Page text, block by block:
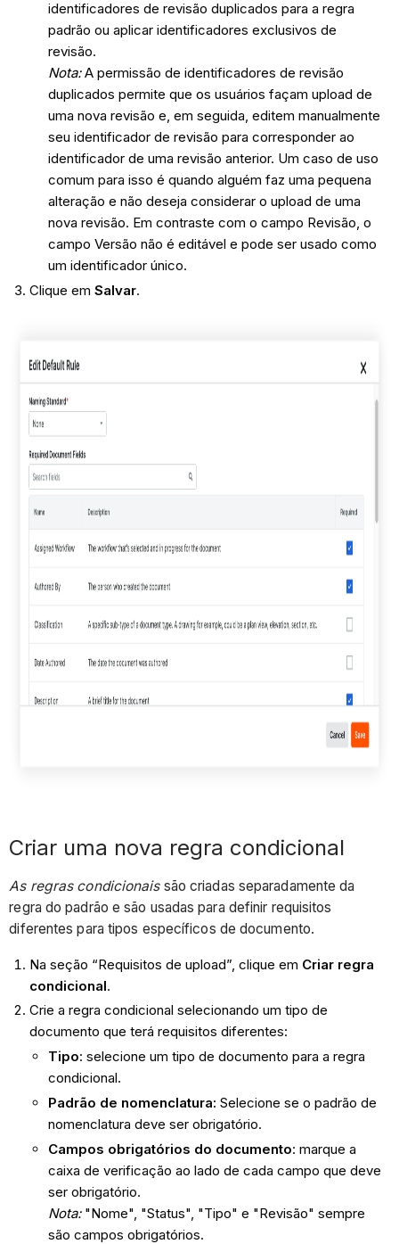
identificadores de revisão duplicados para a regra
padrão ou aplicar identificadores exclusivos de
revisão.
Nota:A permissão de identificadores de revisão
duplicados permite que os usuários façam upload de
uma nova revisão e, em seguida, editem manualmente
seu identificador de revisão para corresponder ao
identificador de uma revisão anterior. Um caso de uso
comum para isso é quando alguém faz uma pequena
alteração e não deseja considerar o upload de uma
nova revisão. Em contraste com o campo Revisão, o
campo Versão não é editável e pode ser usado como
um identificador único.
Clique em Salvar.
Criar uma nova regra condicional
As regras condicionaissão criadas separadamente da
regra do padrão e são usadas para definir requisitos
diferentes para tipos específicos de documento.
Na seção “Requisitos de upload”, clique em Criar regra
condicional.
Crie a regra condicional selecionando um tipo de
documento que terá requisitos diferentes:
Tipo: selecione um tipo de documento para a regra
condicional.
Padrão de nomenclatura: Selecione se o padrão de
nomenclatura deve ser obrigatório.
Campos obrigatórios do documento: marque a
caixa de verificação ao lado de cada campo que deve
ser obrigatório.
Nota:"Nome", "Status", "Tipo" e "Revisão" sempre
são campos obrigatórios.